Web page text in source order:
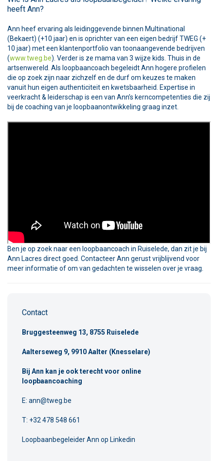
heeft Ann?
Ann heef ervaring als leidinggevende binnen Multinational
(Bekaert) (+10 jaar) en is oprichter van een eigen bedrijf TWEG (+
10 jaar) met een klantenportfolio van toonaangevende bedrijven
(www.tweg.be). Verder is ze mama van 3 wijze kids. Thuis in de
artsenwereld. Als loopbaancoach begeleidt Ann hogere profielen
die op zoek zijn naar zichzelf en de durf om keuzes te maken
vanuit hun eigen authenticiteit en kwetsbaarheid. Expertise in
veerkracht & leiderschap is een van Ann’s kerncompetenties die zij
bij de coaching van je loopbaanontwikkeling graag inzet.
Ben je op zoek naar een loopbaancoach in Ruiselede, dan zit je bij
Ann Lacres direct goed. Contacteer Ann gerust vrijblijvend voor
meer informatie of om van gedachten te wisselen over je vraag.
Contact
Bruggesteenweg 13, 8755 Ruiselede
Aalterseweg 9, 9910 Aalter (Knesselare)
Bij Ann kan je ook terecht voor online
loopbaancoaching
E: ann@tweg.be
T: +32 478 548 661
Loopbaanbegeleider Ann op Linkedin